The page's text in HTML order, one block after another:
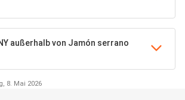
außerhalb von Jamón serrano
8. Mai 2026